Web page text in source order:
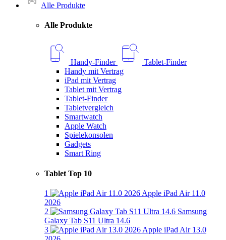
Alle Produkte
Alle Produkte
Handy-Finder
Tablet-Finder
Handy mit Vertrag
iPad mit Vertrag
Tablet mit Vertrag
Tablet-Finder
Tabletvergleich
Smartwatch
Apple Watch
Spielekonsolen
Gadgets
Smart Ring
Tablet Top 10
1
Apple iPad Air 11.0
2026
2
Samsung
Galaxy Tab S11 Ultra 14.6
3
Apple iPad Air 13.0